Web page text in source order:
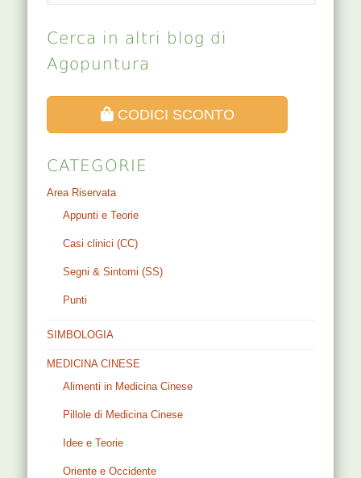
Cerca in altri blog di
Agopuntura
CODICI SCONTO
CATEGORIE
Area Riservata
Appunti e Teorie
Casi clinici (CC)
Segni & Sintomi (SS)
Punti
SIMBOLOGIA
MEDICINA CINESE
Alimenti in Medicina Cinese
Pillole di Medicina Cinese
Idee e Teorie
Oriente e Occidente